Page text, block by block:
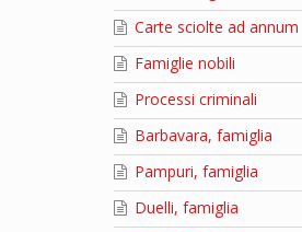
Carte sciolte ad annum
Famiglie nobili
Processi criminali
Barbavara, famiglia
Pampuri, famiglia
Duelli, famiglia